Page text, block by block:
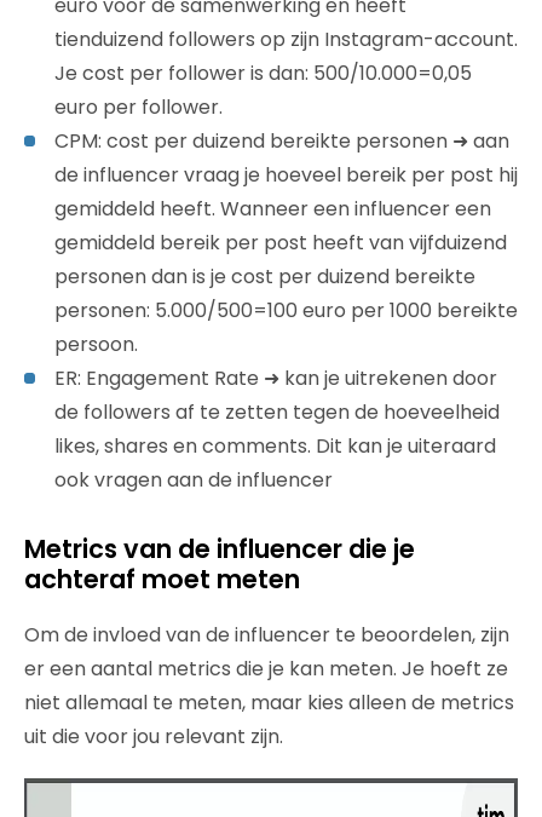
tienduizend followers op zijn Instagram-account.
Je cost per follower is dan: 500/10.000=0,05
euro per follower.
CPM: cost per duizend bereikte personen ➜ aan
de influencer vraag je hoeveel bereik per post hij
gemiddeld heeft. Wanneer een influencer een
gemiddeld bereik per post heeft van vijfduizend
personen dan is je cost per duizend bereikte
personen: 5.000/500=100 euro per 1000 bereikte
persoon.
ER: Engagement Rate ➜ kan je uitrekenen door
de followers af te zetten tegen de hoeveelheid
likes, shares en comments. Dit kan je uiteraard
ook vragen aan de influencer
Metrics van de influencer die je
achteraf moet meten
Om de invloed van de influencer te beoordelen, zijn
er een aantal metrics die je kan meten. Je hoeft ze
niet allemaal te meten, maar kies alleen de metrics
uit die voor jou relevant zijn.